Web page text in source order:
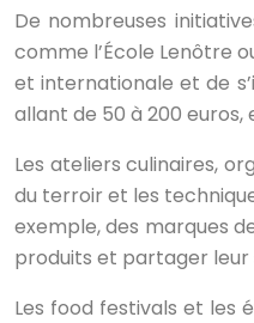
De nombreuses
comme l’École Lenôtre
et internationale et de
allant de 50 à 200
Les ateliers culinaires,
du terroir et les
exemple, des marques
produits et partager
Les food festivals et les